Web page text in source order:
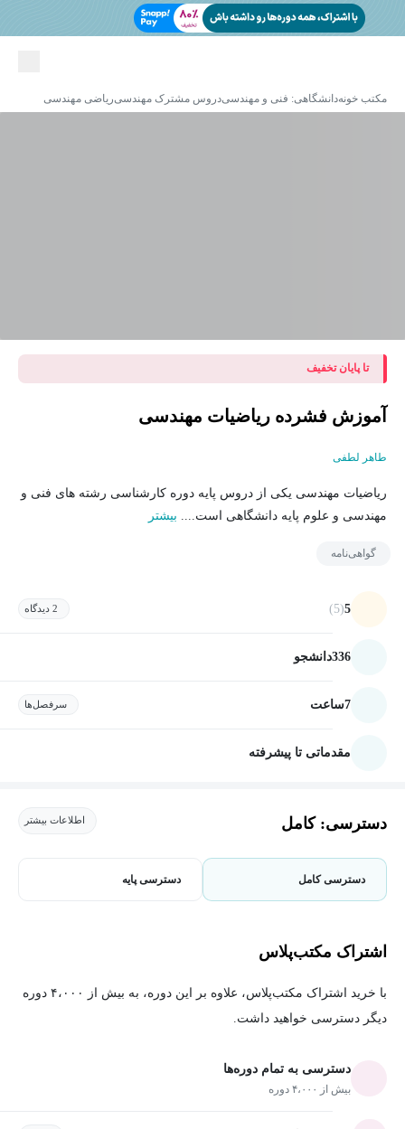
مکتب خونهدانشگاهی: فنی و مهندسیدروس مشترک مهندسیریاضی مهندسی
تا پایان تخفیف
آموزش فشرده ریاضیات مهندسی
طاهر لطفی
ریاضیات مهندسی یکی از دروس پایه دوره کارشناسی رشته های فنی و
مهندسی و علوم پایه دانشگاهی است.... بیشتر
گواهی‌نامه
5
(5) 2 دیدگاه
336دانشجو
7ساعت سرفصل‌ها
مقدماتی تا پیشرفته
دسترسی: کامل اطلاعات بیشتر
دسترسی کامل دسترسی پایه
اشتراک مکتب‌پلاس
با خرید اشتراک مکتب‌پلاس، علاوه بر این دوره، به بیش از ۴،۰۰۰ دوره
دیگر دسترسی خواهید داشت.
دسترسی به تمام دوره‌ها
بیش از ۴،۰۰۰ دوره